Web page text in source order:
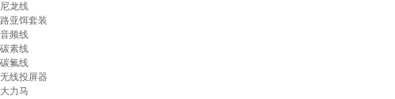
尼龙线
路亚饵套装
音频线
碳素线
碳氟线
无线投屏器
大力马